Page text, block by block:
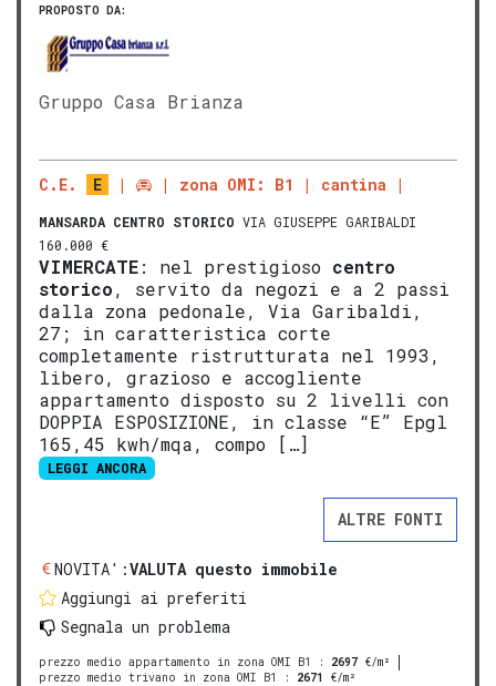
PROPOSTO DA:
Gruppo Casa Brianza
C.E. E zona OMI: B1 cantina
MANSARDA CENTRO STORICO VIA GIUSEPPE GARIBALDI
160.000 €
VIMERCATE: nel prestigioso centro
storico, servito da negozi e a 2 passi
dalla zona pedonale, Via Garibaldi,
27; in caratteristica corte
completamente ristrutturata nel 1993,
libero, grazioso e accogliente
appartamento disposto su 2 livelli con
DOPPIA ESPOSIZIONE, in classe “E” Epgl
165,45 kwh/mqa, compo […]
LEGGI ANCORA
ALTRE FONTI
NOVITA':VALUTA questo immobile
Aggiungi ai preferiti
Segnala un problema
prezzo medio appartamento in zona OMI B1 : 2697 €/m²
prezzo medio trivano in zona OMI B1
: 2671 €/m²